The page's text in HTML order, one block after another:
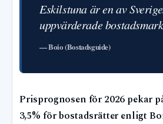
Eskilstuna är en av
uppvärderade
— Boio (Bostadsguide)
Prisprognosen för 2026 pekar
3,5% för bostadsrätter enligt